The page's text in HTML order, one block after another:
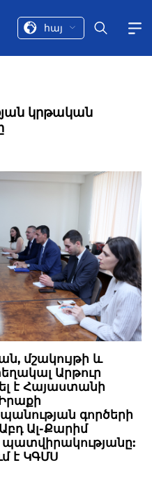
հայ
կրթական
մշակույթի և
Արթուր
է Հայաստանի
գործերի
Ալ-Քարիմ
է ԿԳՄՍ